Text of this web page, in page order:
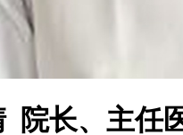
院长、主任